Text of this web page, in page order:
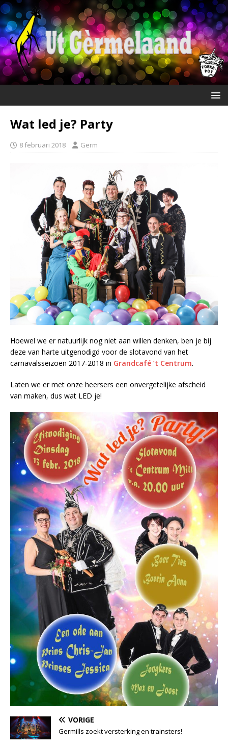
Wat led je? Party
8 februari 2018 Germ
Hoewel we er natuurlijk nog niet aan willen denken, ben je bij
deze van harte uitgenodigd voor de slotavond van het
carnavalsseizoen 2017-2018 in Grandcafé ’t Centrum.
Laten we er met onze heersers een onvergetelijke afscheid
van maken, dus wat LED je!
VORIGE
Germills zoekt versterking en trainsters!